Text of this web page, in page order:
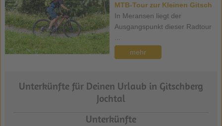
MTB-Tour zur Kleinen Gitsch
In Meransen liegt der
Ausgangspunkt dieser Radtour
mehr
Unterkünfte für Deinen Urlaub in Gitschberg
Jochtal
Unterkünfte